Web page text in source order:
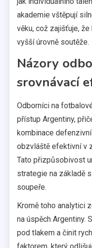
akademie vštěpují
věku, což zajišťuje,
vyšší úrovně soutěže.
Názory
srovnávací
Odborníci na
přístup Argentiny,
kombinace
obzvláště efektivní v
Tato přizpůsobivost
strategie na základě
soupeře.
Kromě toho analytici
na úspěch Argentiny.
pod tlakem a činit
faktorem, který